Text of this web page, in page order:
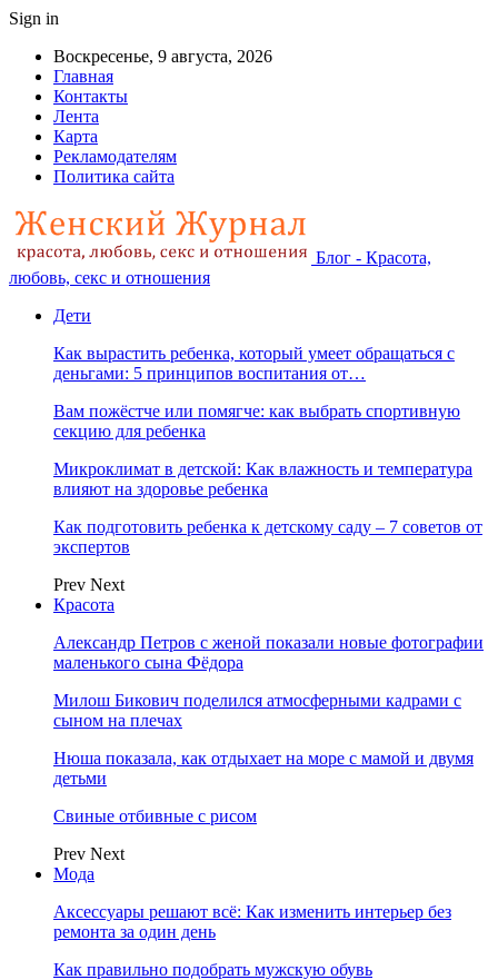
Sign in
Воскресенье, 9 августа, 2026
Главная
Контакты
Лента
Карта
Рекламодателям
Политика сайта
Блог - Красота,
любовь, секс и отношения
Дети
Как вырастить ребенка, который умеет обращаться с
деньгами: 5 принципов воспитания от…
Вам пожёстче или помягче: как выбрать спортивную
секцию для ребенка
Микроклимат в детской: Как влажность и температура
влияют на здоровье ребенка
Как подготовить ребенка к детскому саду – 7 советов от
экспертов
Prev Next
Красота
Александр Петров с женой показали новые фотографии
маленького сына Фёдора
Милош Бикович поделился атмосферными кадрами с
сыном на плечах
Нюша показала, как отдыхает на море с мамой и двумя
детьми
Свиные отбивные с рисом
Prev Next
Мода
Аксессуары решают всё: Как изменить интерьер без
ремонта за один день
Как правильно подобрать мужскую обувь